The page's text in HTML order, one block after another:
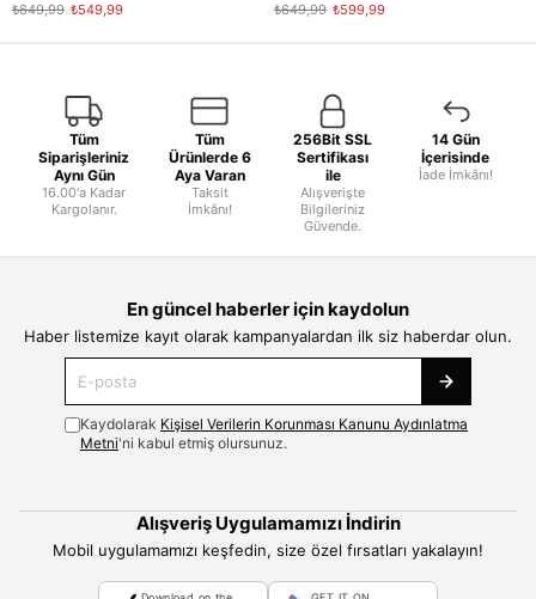
₺549,99
₺649,99
₺599,99
₺649,99
Tüm
Siparişleriniz
Aynı Gün
16.00'a Kadar
Kargolanır.
Tüm
Ürünlerde 6
Aya Varan
Taksit
İmkânı!
256Bit SSL
Sertifikası
ile
Alışverişte
Bilgileriniz
Güvende.
14 Gün
İçerisinde
İade İmkânı!
En güncel haberler için kaydolun
Haber listemize kayıt olarak kampanyalardan ilk siz haberdar olun.
Kaydolarak Kişisel Verilerin Korunması Kanunu Aydınlatma
Metni'ni kabul etmiş olursunuz.
Alışveriş Uygulamamızı İndirin
Mobil uygulamamızı keşfedin, size özel fırsatları yakalayın!